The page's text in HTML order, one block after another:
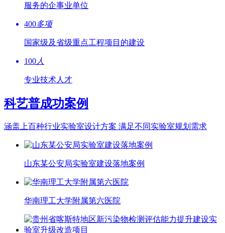
服务的企事业单位
400多项
国家级及省级重点工程项目的建设
100 人
专业技术人才
科艺普成功案例
涵盖上百种行业实验室设计方案 满足不同实验室规划需求
山东某公安局实验室建设落地案例
华南理工大学附属第六医院